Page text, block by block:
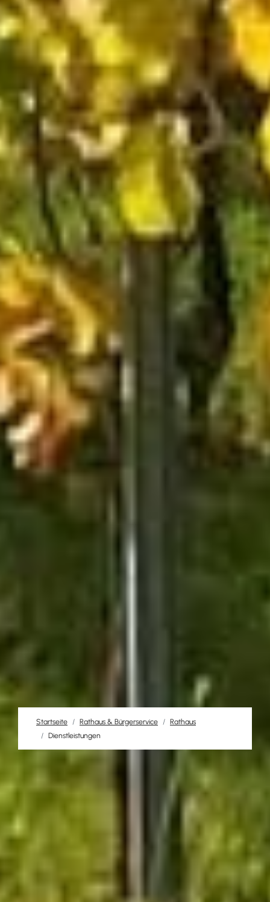
Startseite Rathaus & Bürgerservice
Rathaus
Dienstleistungen